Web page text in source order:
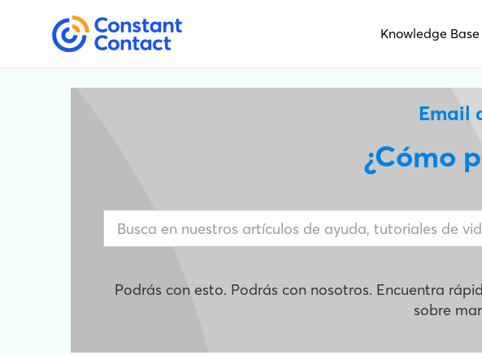
Knowledge
Email
¿Cómo
Podrás con esto. Podrás con nosotros. Encuentra
sobre